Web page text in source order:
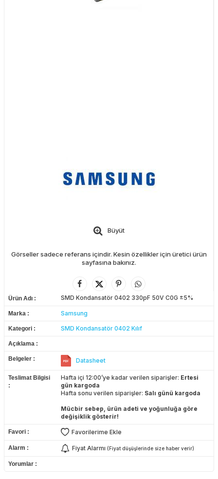
Büyüt
Görseller sadece referans içindir. Kesin özellikler için üretici ürün
sayfasına bakınız.
Ürün Adı SMD Kondansatör 0402 330pF 50V C0G ±5%
Marka Samsung
Kategori SMD Kondansatör 0402 Kılıf
Açıklama
Belgeler Datasheet
Teslimat Bilgisi Hafta içi 12:00’ye kadar verilen siparişler: Ertesi
gün kargoda
Hafta sonu verilen siparişler: Salı günü kargoda
Mücbir sebep, ürün adeti ve yoğunluğa göre
değişiklik gösterir!
Favori Favorilerime Ekle
Alarm Fiyat Alarmı (Fiyat düşüşlerinde size haber verir)
Yorumlar